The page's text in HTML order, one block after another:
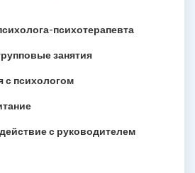
психотерапевта
занятия
с психологом
с руководителем